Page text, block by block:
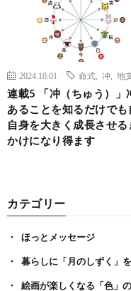
2024.10.01 命式 冲 地
連載5 「冲（ちゅう）」
あることを知るだけでも
自身を大きく成長させる
かけになり得ます
カテゴリー
ほっとメッセージ
暮らしに「月のしずく」
絵画が楽しくなる「色」